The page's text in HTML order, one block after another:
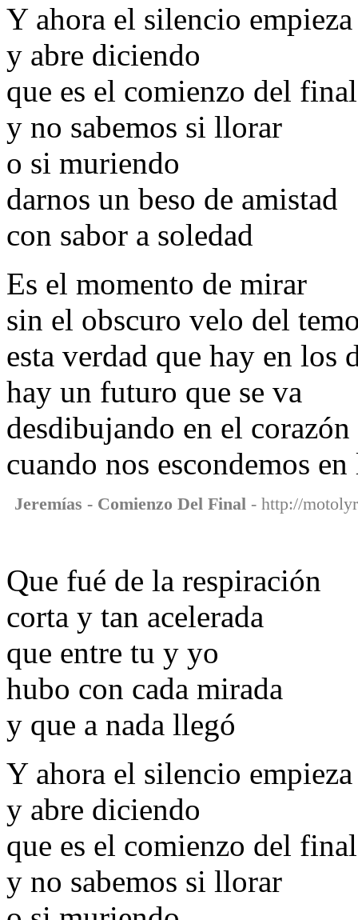
Y ahora el silencio
y abre diciendo
que es el comienzo del final
y no sabemos si llorar
o si muriendo
darnos un beso de amistad
con sabor a soledad
Es el momento de mirar
sin el obscuro velo del
esta verdad que hay en los
hay un futuro que se va
desdibujando en el corazón
cuando nos escondemos
Jeremías - Comienzo Del Final - http://
Que fué de la respiración
corta y tan acelerada
que entre tu y yo
hubo con cada mirada
y que a nada llegó
Y ahora el silencio
y abre diciendo
que es el comienzo del final
y no sabemos si llorar